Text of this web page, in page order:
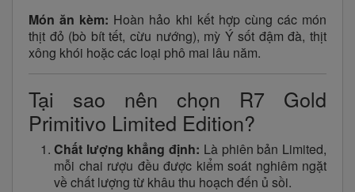
Món ăn kèm: Hoàn hảo khi kết hợp cùng các món
thịt đỏ (bò bít tết, cừu nướng), mỳ Ý sốt đậm đà, thịt
xông khói hoặc các loại phô mai lâu năm.
Tại sao nên chọn R7 Gold
Primitivo Limited Edition?
Chất lượng khẳng định: Là phiên bản Limited,
mỗi chai rượu đều được kiểm soát nghiêm ngặt
về chất lượng từ khâu thu hoạch đến ủ sồi.